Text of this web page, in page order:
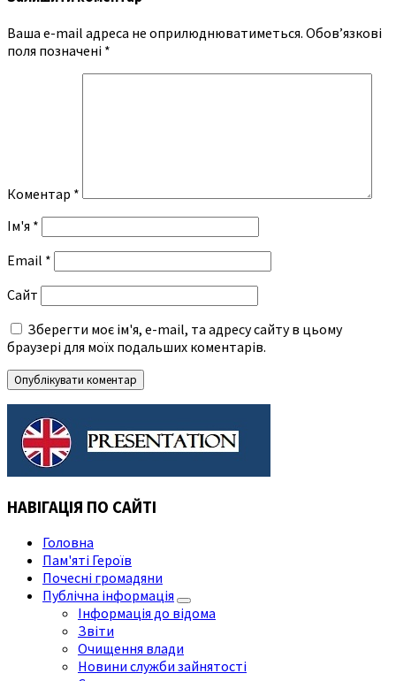
Ваша e-mail адреса не оприлюднюватиметься. Обов’язкові
поля позначені *
Коментар *
Ім'я *
Email *
Сайт
Зберегти моє ім'я, e-mail, та адресу сайту в цьому
браузері для моїх подальших коментарів.
НАВІГАЦІЯ ПО САЙТІ
Головна
Пам'яті Героїв
Почесні громадяни
Публічна інформація
Інформація до відома
Звіти
Очищення влади
Новини служби зайнятості